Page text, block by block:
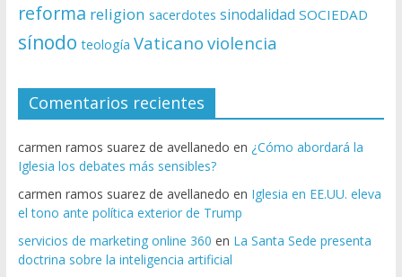
reforma religion sacerdotes sinodalidad SOCIEDAD
sínodo teología Vaticano violencia
Comentarios recientes
carmen ramos suarez de avellanedo en ¿Cómo abordará la
Iglesia los debates más sensibles?
carmen ramos suarez de avellanedo en Iglesia en EE.UU. eleva
el tono ante política exterior de Trump
servicios de marketing online 360 en La Santa Sede presenta
doctrina sobre la inteligencia artificial